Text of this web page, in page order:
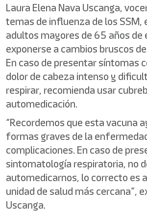
Laura Elena Nava Uscanga,
temas de influenza de los SSM,
adultos mayores de 65 años de
exponerse a cambios bruscos
En caso de presentar síntomas
dolor de cabeza intenso y
respirar, recomienda usar
automedicación.
“Recordemos que esta vacuna
formas graves de la
complicaciones. En caso de
sintomatología respiratoria, no
automedicarnos, lo correcto es
unidad de salud más cercana”,
Uscanga.